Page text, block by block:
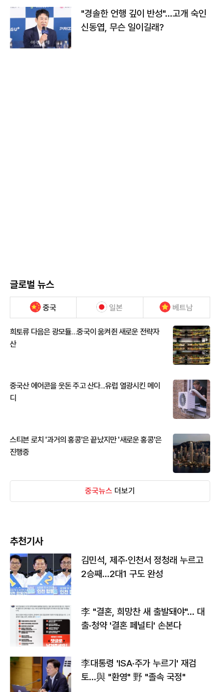
"경솔한 언행 깊이 반성"…고개 숙인
신동엽, 무슨 일이길래?
글로벌 뉴스
중국 일본 베트남
희토류 다음은 광모듈…중국이 움켜쥔 새로운 전략자
산
중국산 에어콘을 웃돈 주고 산다...유럽 열광시킨 메이
디
스티븐 로치 '과거의 홍콩'은 끝났지만 '새로운 홍콩'은
진행중
중국뉴스 더보기
추천기사
김민석, 제주·인천서 정청래 누르고
2승째…2대1 구도 완성
李 "결혼, 희망찬 새 출발돼야"… 대
출·청약 '결혼 페널티' 손본다
李대통령 'ISA·주가 누르기' 재검
토…與 "환영" 野 "졸속 국정"